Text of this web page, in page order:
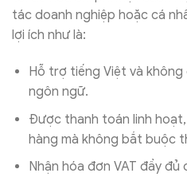
tác doanh nghiệp hoặc cá
lợi ích như là:
Hỗ trợ tiếng Việt và không
ngôn ngữ.
Được thanh toán linh
hàng mà không bắt buộc
Nhận hóa đơn VAT đầy